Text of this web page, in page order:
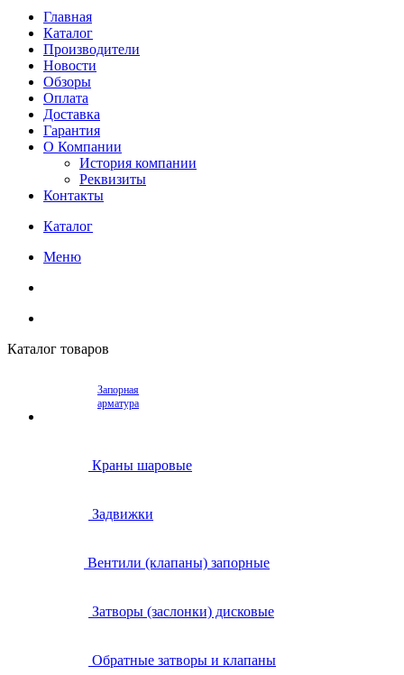
Главная
Каталог
Производители
Новости
Обзоры
Оплата
Доставка
Гарантия
О Компании
История компании
Реквизиты
Контакты
Каталог
Меню
Каталог товаров
Запорная
арматура
Краны шаровые
Задвижки
Вентили (клапаны) запорные
Затворы (заслонки) дисковые
Обратные затворы и клапаны